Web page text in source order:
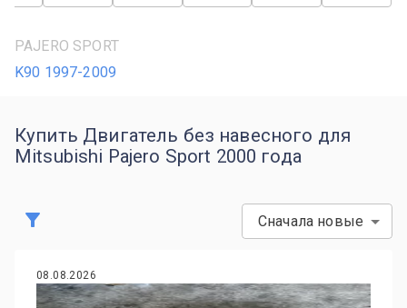
PAJERO SPORT
K90 1997-2009
Купить Двигатель без навесного для
Mitsubishi Pajero Sport 2000 года
Сначала новые
08.08.2026